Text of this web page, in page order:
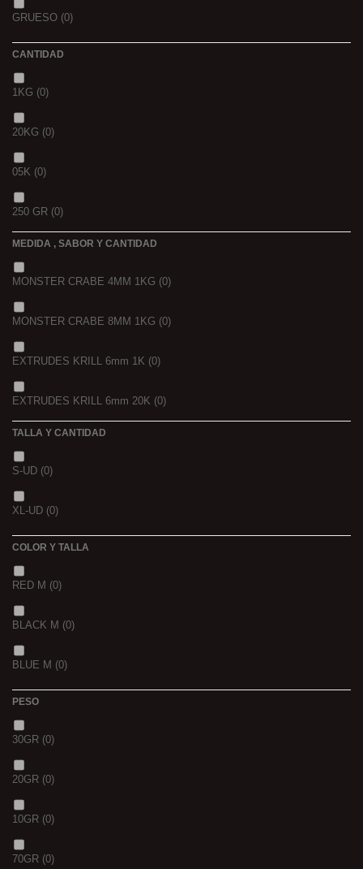
GOLDEN X
GRUESO (0)
CANTIDAD
1KG (0)
20KG (0)
05K (0)
250 GR (0)
3 K
5 K
MEDIDA , SABOR Y CANTIDAD
MONSTER CRABE 4MM 1KG (0)
MONSTER CRABE 8MM 1KG (0)
EXTRUDES KRILL 6mm 1K (0)
EXTRUDES KRILL 6mm 20K (0)
NOIR POISSON 8MM 1K
TALLA Y CANTIDAD
S-UD (0)
XL-UD (0)
COLOR Y TALLA
RED M (0)
BLACK M (0)
BLUE M (0)
PESO
30GR (0)
20GR (0)
10GR (0)
70GR (0)